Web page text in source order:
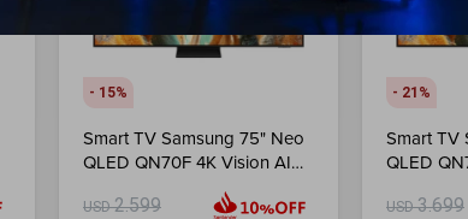
15
Smart TV Samsung 75" Neo
QLED QN70F 4K Vision AI
USD 2.599
21
Smart TV
QLED
USD 3.699